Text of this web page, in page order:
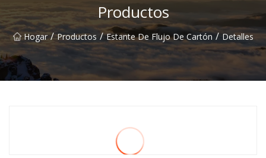
Productos
Hogar / Productos / Estante De Flujo De Cartón / Detalles